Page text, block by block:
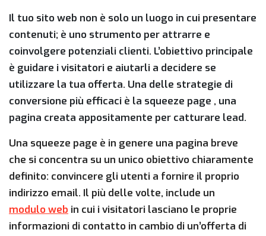
Il tuo sito web non è solo un luogo in cui presentare
contenuti; è uno strumento per attrarre e
coinvolgere potenziali clienti. L’obiettivo principale
è guidare i visitatori e aiutarli a decidere se
utilizzare la tua offerta. Una delle strategie di
conversione più efficaci è la squeeze page , una
pagina creata appositamente per catturare lead.
Una squeeze page è in genere una pagina breve
che si concentra su un unico obiettivo chiaramente
definito: convincere gli utenti a fornire il proprio
indirizzo email. Il più delle volte, include un
modulo web in cui i visitatori lasciano le proprie
informazioni di contatto in cambio di un’offerta di